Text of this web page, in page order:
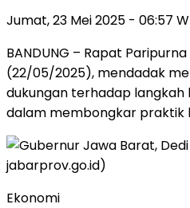
Jumat, 23 Mei 2025 - 06:57
BANDUNG – Rapat
(22/05/2025), mendadak
dukungan terhadap langkah
dalam membongkar praktik
Ekonomi